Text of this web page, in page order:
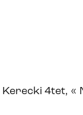
4tet, «